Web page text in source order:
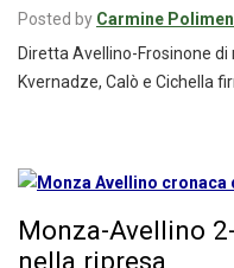
Posted by Carmine
Diretta Avellino-Frosinone
Kvernadze, Calò e Cichella
Monza-Avellino
nella ripresa